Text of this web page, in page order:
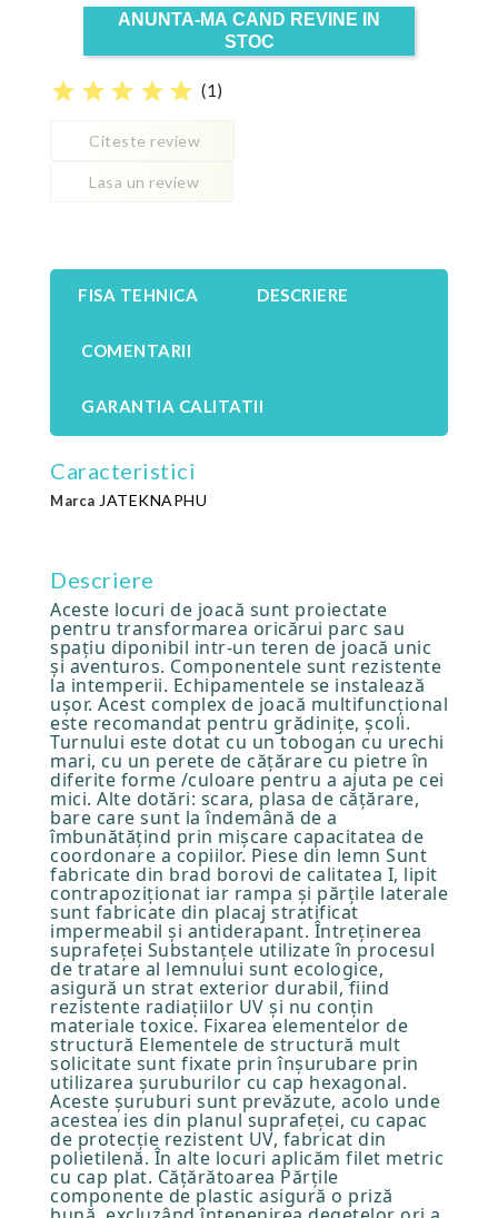
ANUNTA-MA CAND REVINE IN
STOC
star star star star star (1)
Citeste review
Lasa un review
FISA TEHNICA DESCRIERE
COMENTARII
GARANTIA CALITATII
Caracteristici
Marca JATEKNAPHU
Descriere
Aceste locuri de joacă sunt proiectate
pentru transformarea oricărui parc sau
spaţiu diponibil intr-un teren de joacă unic
şi aventuros. Componentele sunt rezistente
la intemperii. Echipamentele se instalează
uşor. Acest complex de joacă multifuncțional
este recomandat pentru grădinițe, școli.
Turnului este dotat cu un tobogan cu urechi
mari, cu un perete de cățărare cu pietre în
diferite forme /culoare pentru a ajuta pe cei
mici. Alte dotări: scara, plasa de cățărare,
bare care sunt la îndemână de a
îmbunătățind prin mișcare capacitatea de
coordonare a copiilor. Piese din lemn Sunt
fabricate din brad borovi de calitatea I, lipit
contrapoziționat iar rampa și părțile laterale
sunt fabricate din placaj stratificat
impermeabil și antiderapant. Întreținerea
suprafeței Substanțele utilizate în procesul
de tratare al lemnului sunt ecologice,
asigură un strat exterior durabil, fiind
rezistente radiațiilor UV și nu conțin
materiale toxice. Fixarea elementelor de
structură Elementele de structură mult
solicitate sunt fixate prin înșurubare prin
utilizarea șuruburilor cu cap hexagonal.
Aceste șuruburi sunt prevăzute, acolo unde
acestea ies din planul suprafeței, cu capac
de protecție rezistent UV, fabricat din
polietilenă. În alte locuri aplicăm filet metric
cu cap plat. Cățărătoarea Părțile
componente de plastic asigură o priză